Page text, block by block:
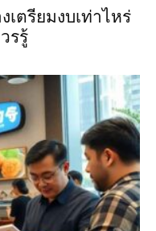
ตรียมงบเท่าไหร่
รรู้